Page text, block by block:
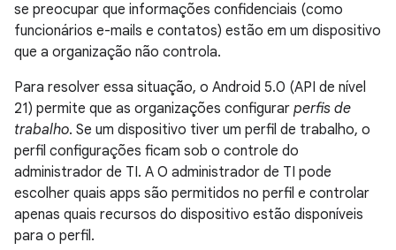
se preocupar que informações confidenciais (como
funcionários e-mails e contatos) estão em um dispositivo
que a organização não controla.
Para resolver essa situação, o Android 5.0 (API de nível
21) permite que as organizações configurar perfis de
trabalho. Se um dispositivo tiver um perfil de trabalho, o
perfil configurações ficam sob o controle do
administrador de TI. A O administrador de TI pode
escolher quais apps são permitidos no perfil e controlar
apenas quais recursos do dispositivo estão disponíveis
para o perfil.